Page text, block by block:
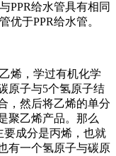
PPR给水管具有相同
优于PPR给水管。
烯，学过有机化学
原子与5个氢原子结
，然后将乙烯的单分
聚乙烯产品。那么
要成分是丙烯，也就
有一个氢原子与碳原